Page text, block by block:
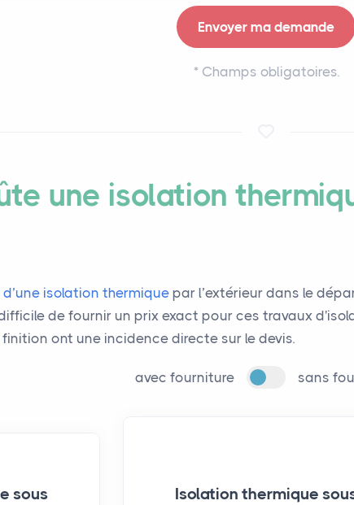
*Champs obligatoires.
une isolation
isolation thermique par l’extérieur dans le
de fournir un prix exact pour ces travaux
ont une incidence directe sur le devis.
avec fourniture sans
sous
Isolation thermique